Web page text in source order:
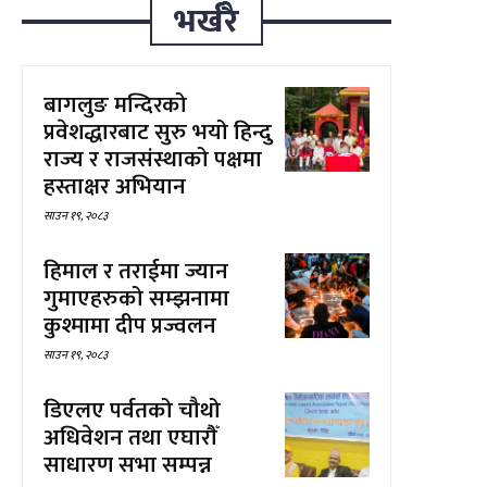
भर्खरै
बागलुङ मन्दिरको
प्रवेशद्धारबाट सुरु भयो हिन्दु
राज्य र राजसंस्थाको पक्षमा
हस्ताक्षर अभियान
साउन १९, २०८३
हिमाल र तराईमा ज्यान
गुमाएहरुको सम्झनामा
कुश्मामा दीप प्रज्वलन
साउन १९, २०८३
डिएलए पर्वतको चौथो
अधिवेशन तथा एघारौँ
साधारण सभा सम्पन्न